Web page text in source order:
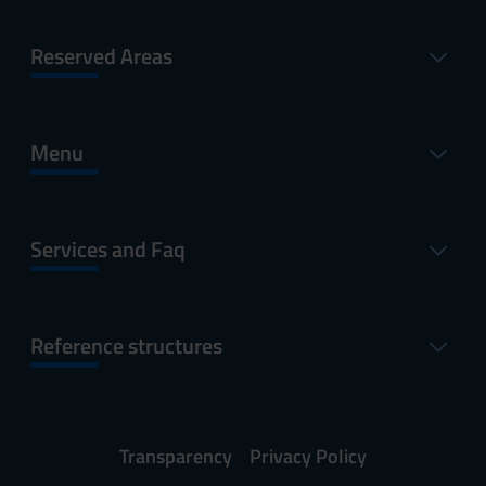
Reserved Areas
Menu
Services and Faq
Reference structures
Transparency
Privacy Policy